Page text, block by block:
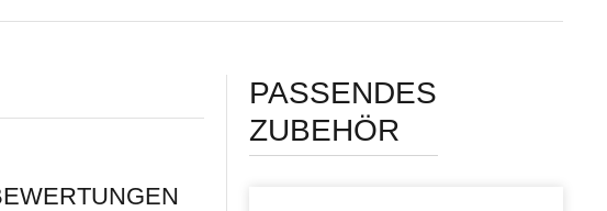
PASSENDES
ZUBEHÖR